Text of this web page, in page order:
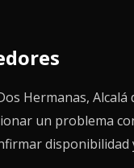
Hermanas, Alcalá
un problema
disponibilidad